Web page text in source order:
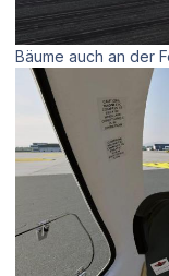
Bäume auch an der